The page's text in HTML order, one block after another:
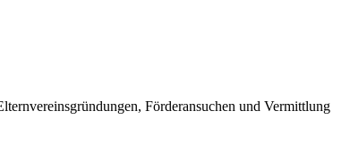
Förderansuchen und Vermittlung